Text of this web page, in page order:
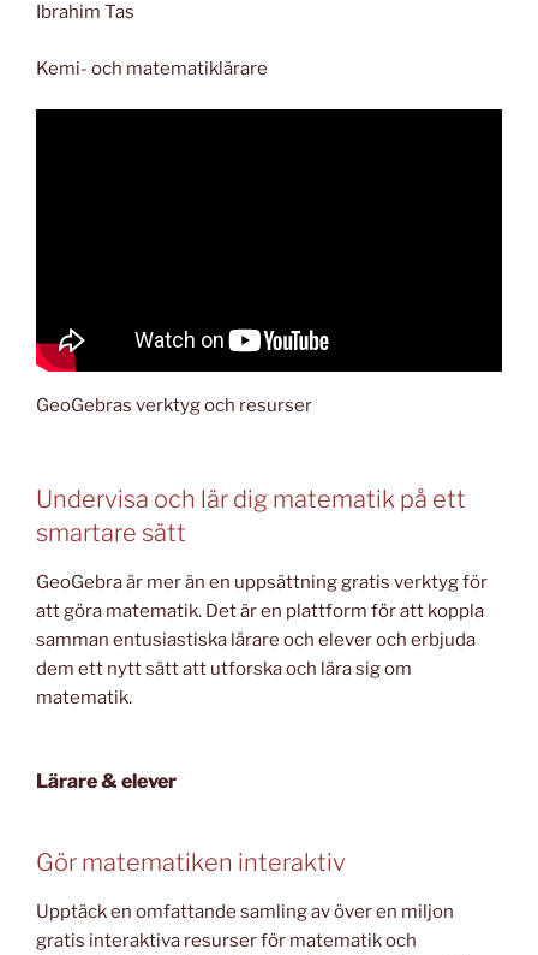
Ibrahim Tas
Kemi- och matematiklärare
GeoGebras verktyg och resurser
Undervisa och lär dig matematik på ett
smartare sätt
GeoGebra är mer än en uppsättning gratis verktyg för
att göra matematik. Det är en plattform för att koppla
samman entusiastiska lärare och elever och erbjuda
dem ett nytt sätt att utforska och lära sig om
matematik.
Lärare & elever
Gör matematiken interaktiv
Upptäck en omfattande samling av över en miljon
gratis interaktiva resurser för matematik och